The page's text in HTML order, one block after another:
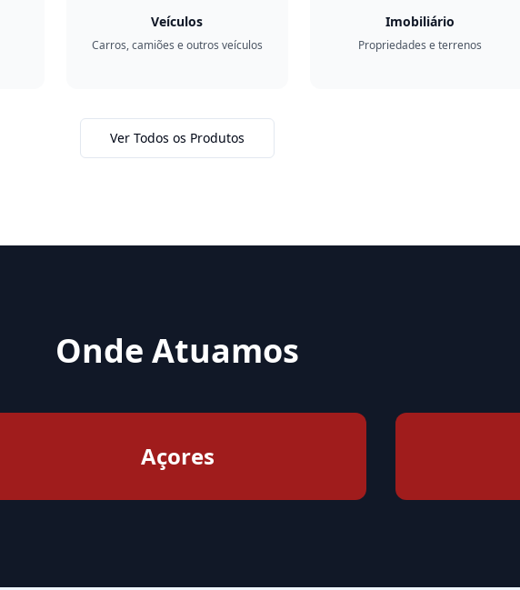
Veículos
Carros, camiões e outros veículos
Imobiliário
Propriedades e terrenos
Ver Todos os Produtos
Onde Atuamos
Açores